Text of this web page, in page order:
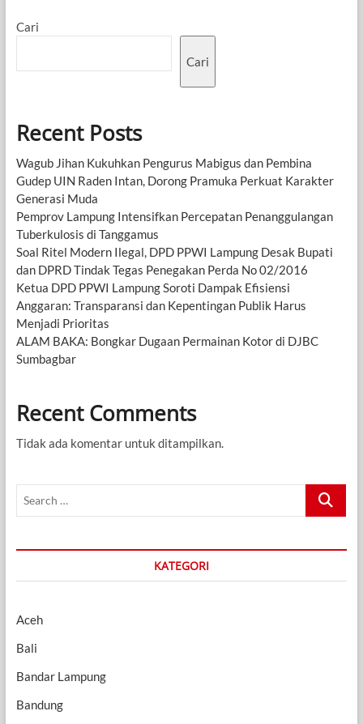
Cari
Cari
Recent Posts
Wagub Jihan Kukuhkan Pengurus Mabigus dan Pembina
Gudep UIN Raden Intan, Dorong Pramuka Perkuat Karakter
Generasi Muda
Pemprov Lampung Intensifkan Percepatan Penanggulangan
Tuberkulosis di Tanggamus
Soal Ritel Modern Ilegal, DPD PPWI Lampung Desak Bupati
dan DPRD Tindak Tegas Penegakan Perda No 02/2016
Ketua DPD PPWI Lampung Soroti Dampak Efisiensi
Anggaran: Transparansi dan Kepentingan Publik Harus
Menjadi Prioritas
ALAM BAKA: Bongkar Dugaan Permainan Kotor di DJBC
Sumbagbar
Recent Comments
Tidak ada komentar untuk ditampilkan.
Search
KATEGORI
Aceh
Bali
Bandar Lampung
Bandung